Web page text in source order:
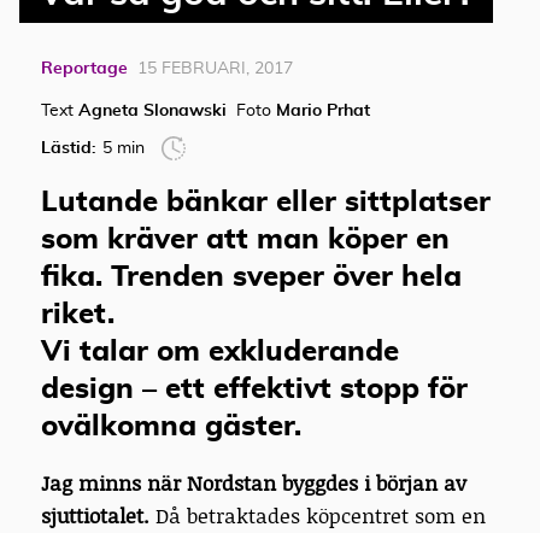
Reportage 15 FEBRUARI, 2017
Text Agneta Slonawski Foto Mario Prhat
Lästid: 5 min
Lutande bänkar eller sittplatser
som kräver att man köper en
fika. Trenden sveper över hela
riket.
Vi talar om exkluderande
design – ett effektivt stopp för
ovälkomna gäster.
Jag minns när Nordstan byggdes i början av
sjuttiotalet. Då betraktades köpcentret som en